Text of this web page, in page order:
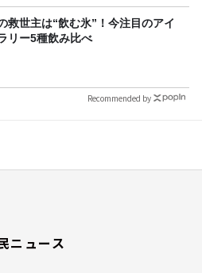
救世主は“飲む氷”！今注目のアイ
リー5種飲み比べ
Recommended by
ニュース